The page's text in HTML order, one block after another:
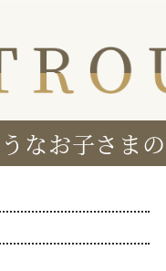
なお子さま